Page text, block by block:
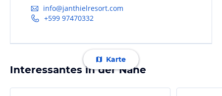
info@janthielresort.com
+599 97470332
Karte
Interessantes in der Nähe